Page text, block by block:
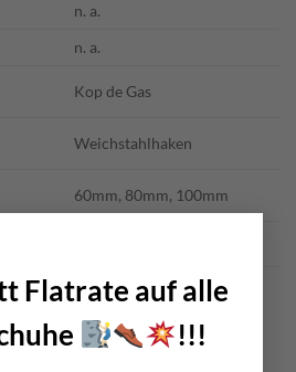
Flatrate auf alle
!!!
n. a.
n. a.
Kop de Gas
Weichstahlhaken
60mm, 80mm, 100mm